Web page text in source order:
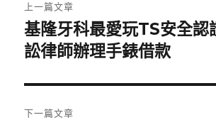
章
導
覽
上一篇文章
上
一
文
章:
基隆牙科最愛玩TS安全認
訟律師辦理手錶借款
下一篇文章